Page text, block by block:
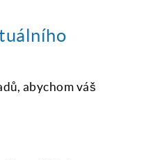
abychom váš